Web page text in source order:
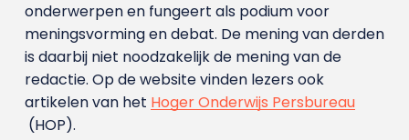
onderwerpen en fungeert als podium voor
meningsvorming en debat. De mening van derden
is daarbij niet noodzakelijk de mening van de
redactie. Op de website vinden lezers ook
artikelen van het Hoger Onderwijs Persbureau
(HOP).